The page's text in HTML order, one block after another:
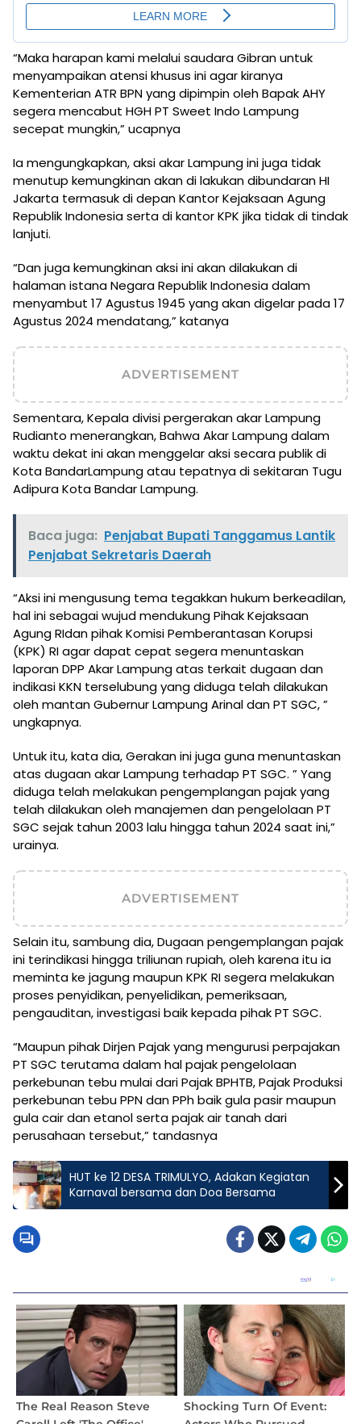
“Maka harapan kami melalui saudara Gibran untuk
menyampaikan atensi khusus ini agar kiranya
Kementerian ATR BPN yang dipimpin oleh Bapak AHY
segera mencabut HGH PT Sweet Indo Lampung
secepat mungkin,” ucapnya
Ia mengungkapkan, aksi akar Lampung ini juga tidak
menutup kemungkinan akan di lakukan dibundaran HI
Jakarta termasuk di depan Kantor Kejaksaan Agung
Republik Indonesia serta di kantor KPK jika tidak di tindak
lanjuti.
“Dan juga kemungkinan aksi ini akan dilakukan di
halaman istana Negara Republik Indonesia dalam
menyambut 17 Agustus 1945 yang akan digelar pada 17
Agustus 2024 mendatang,” katanya
ADVERTISEMENT
Sementara, Kepala divisi pergerakan akar Lampung
Rudianto menerangkan, Bahwa Akar Lampung dalam
waktu dekat ini akan menggelar aksi secara publik di
Kota BandarLampung atau tepatnya di sekitaran Tugu
Adipura Kota Bandar Lampung.
Baca juga: Penjabat Bupati Tanggamus Lantik
Penjabat Sekretaris Daerah
“Aksi ini mengusung tema tegakkan hukum berkeadilan,
hal ini sebagai wujud mendukung Pihak Kejaksaan
Agung RIdan pihak Komisi Pemberantasan Korupsi
(KPK) RI agar dapat cepat segera menuntaskan
laporan DPP Akar Lampung atas terkait dugaan dan
indikasi KKN terselubung yang diduga telah dilakukan
oleh mantan Gubernur Lampung Arinal dan PT SGC, ”
ungkapnya.
Untuk itu, kata dia, Gerakan ini juga guna menuntaskan
atas dugaan akar Lampung terhadap PT SGC. ” Yang
diduga telah melakukan pengemplangan pajak yang
telah dilakukan oleh manajemen dan pengelolaan PT
SGC sejak tahun 2003 lalu hingga tahun 2024 saat ini,”
urainya.
ADVERTISEMENT
Selain itu, sambung dia, Dugaan pengemplangan pajak
ini terindikasi hingga triliunan rupiah, oleh karena itu ia
meminta ke jagung maupun KPK RI segera melakukan
proses penyidikan, penyelidikan, pemeriksaan,
pengauditan, investigasi baik kepada pihak PT SGC.
“Maupun pihak Dirjen Pajak yang mengurusi perpajakan
PT SGC terutama dalam hal pajak pengelolaan
perkebunan tebu mulai dari Pajak BPHTB, Pajak Produksi
perkebunan tebu PPN dan PPh baik gula pasir maupun
gula cair dan etanol serta pajak air tanah dari
perusahaan tersebut,” tandasnya
HUT ke 12 DESA TRIMULYO, Adakan Kegiatan
Karnaval bersama dan Doa Bersama